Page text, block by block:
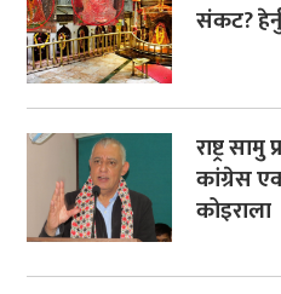
संकट?
राष्ट्र
कांग्रेस
कोइराला